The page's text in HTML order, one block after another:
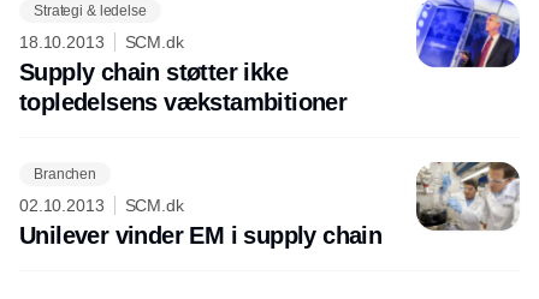
Strategi & ledelse
18.10.2013 SCM.dk
Supply chain støtter ikke
topledelsens vækstambitioner
Branchen
02.10.2013 SCM.dk
Unilever vinder EM i supply chain